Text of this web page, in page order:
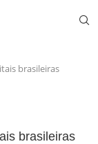
brasileiras
brasileiras